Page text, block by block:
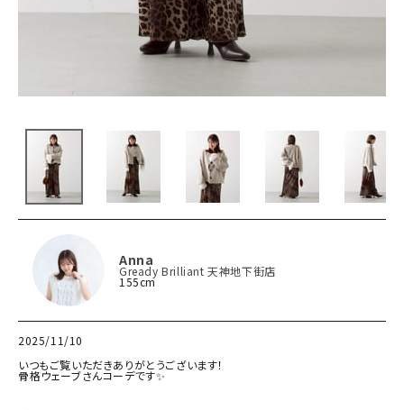
Anna
Gready Brilliant 天神地下街店
155cm
2025/11/10
いつもご覧いただきありがとうございます！
骨格ウェーブさんコーデです✨